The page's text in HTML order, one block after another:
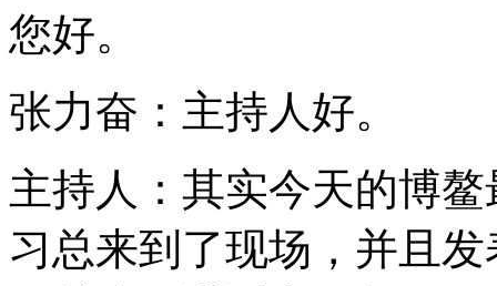
您好。
张力奋：主持人好。
主持人：其实今天的博
习总来到了现场，并且